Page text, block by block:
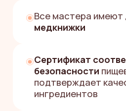
ПОДАРКА?
«Поможем за пару минут
Екатерина
Менеджер службы
Заполните форму